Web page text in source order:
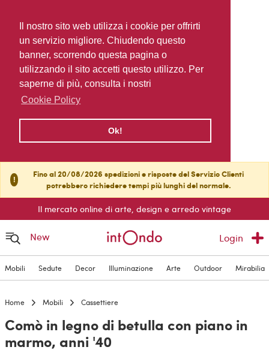
Il nostro sito web utilizza i cookie per offrirti
un servizio migliore. Chiudendo questo
banner, scorrendo questa pagina o
utilizzando il sito accetti questo utilizzo. Per
saperne di più, consulta i nostri
Cookie Policy
Ok!
!
Fino al 20/08/2026 spedizioni e risposte del Servizio Clienti
potrebbero richiedere tempi più lunghi del normale.
Il mercato online di arte, design e arredo vintage
New Login
Mobili Sedute Decor Illuminazione Arte Outdoor Mirabilia
Home Mobili Cassettiere
Comò in legno di betulla con piano in
marmo, anni '40